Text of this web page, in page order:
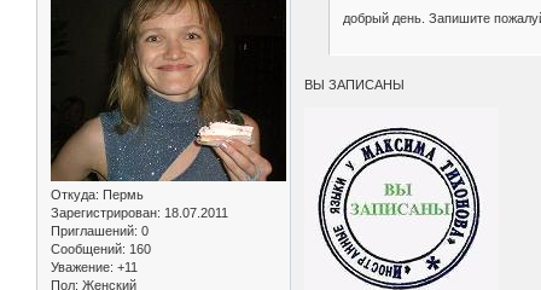
Откуда: Пермь
Зарегистрирован: 18.07.2011
Приглашений: 0
Сообщений: 160
Уважение: +11
Пол: Женский
добрый день. Запишите
ВЫ ЗАПИСАНЫ